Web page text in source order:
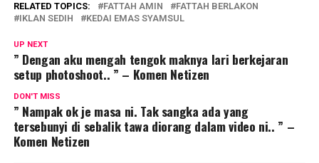
RELATED TOPICS: FATTAH AMIN
FATTAH BERLAKON
IKLAN SEDIH
KEDAI EMAS SYAMSUL
UP NEXT
” Dengan aku mengah tengok maknya lari berkejaran
setup photoshoot.. ” – Komen Netizen
DON'T MISS
” Nampak ok je masa ni. Tak sangka ada yang
tersebunyi di sebalik tawa diorang dalam video ni.. ” –
Komen Netizen